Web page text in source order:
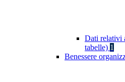
Dati relativi
tabelle) 1
Benessere